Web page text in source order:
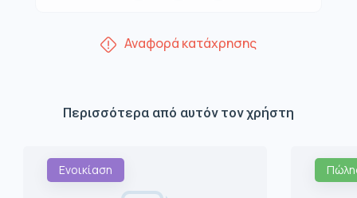
Αναφορά κατάχρησης
Περισσότερα από αυτόν τον χρήστη
Ενοικίαση